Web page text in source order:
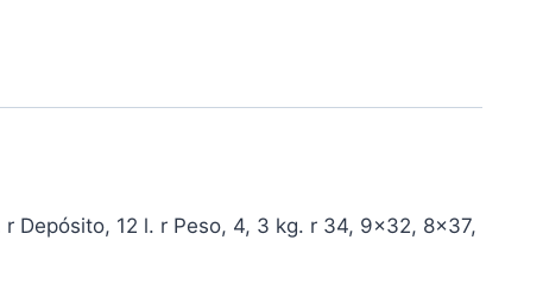
Depósito, 12 l. r Peso, 4, 3 kg. r 34, 9×32, 8×37,